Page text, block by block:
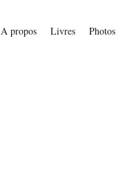
A propos Livres Photos